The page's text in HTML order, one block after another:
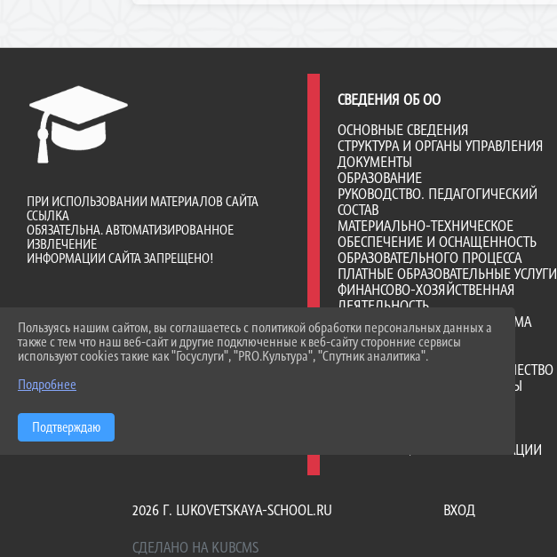
ПРИ ИСПОЛЬЗОВАНИИ МАТЕРИАЛОВ САЙТА
ССЫЛКА
ОБЯЗАТЕЛЬНА. АВТОМАТИЗИРОВАННОЕ
ИЗВЛЕЧЕНИЕ
ИНФОРМАЦИИ САЙТА ЗАПРЕЩЕНО!
СВЕДЕНИЯ ОБ ОО
ОСНОВНЫЕ СВЕДЕНИЯ
СТРУКТУРА И ОРГАНЫ УПРАВЛЕНИЯ
ДОКУМЕНТЫ
ОБРАЗОВАНИЕ
РУКОВОДСТВО. ПЕДАГОГИЧЕСКИЙ
СОСТАВ
МАТЕРИАЛЬНО-ТЕХНИЧЕСКОЕ
ОБЕСПЕЧЕНИЕ И ОСНАЩЕННОСТЬ
ОБРАЗОВАТЕЛЬНОГО ПРОЦЕССА
ПЛАТНЫЕ ОБРАЗОВАТЕЛЬНЫЕ УСЛУГИ
ФИНАНСОВО-ХОЗЯЙСТВЕННАЯ
ДЕЯТЕЛЬНОСТЬ
ВАКАНТНЫЕ МЕСТА ДЛЯ ПРИЕМА
(ПЕРЕВОДА)
ДОСТУПНАЯ СРЕДА
МЕЖДУНАРОДНОЕ СОТРУДНИЧЕСТВО
ОБРАЗОВАТЕЛЬНЫЕ СТАНДАРТЫ
ОБРАЗОВАТЕЛЬНОЙ ОРГАНИЗАЦИИ
2026 Г. LUKOVETSKAYA-SCHOOL.RU ВХОД
СДЕЛАНО НА KUBCMS
Пользуясь нашим сайтом, вы соглашаетесь с политикой обработки персональных данных а
также с тем что наш веб-сайт и другие подключенные к веб-сайту сторонние сервисы
используют cookies такие как "Госуслуги", "PRO.Культура", "Спутник аналитика".
Подробнее
Подтверждаю